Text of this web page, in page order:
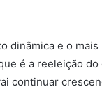
dinâmica e o
é a reeleição do
continuar